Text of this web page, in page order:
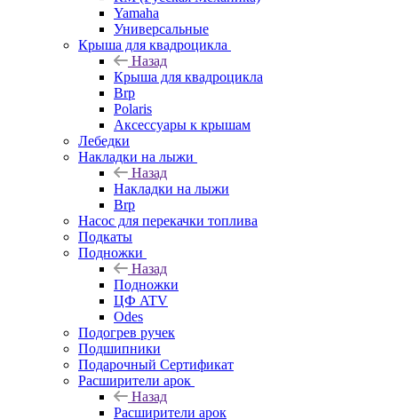
Yamaha
Универсальные
Крыша для квадроцикла
Назад
Крыша для квадроцикла
Brp
Polaris
Аксессуары к крышам
Лебедки
Накладки на лыжи
Назад
Накладки на лыжи
Brp
Насос для перекачки топлива
Подкаты
Подножки
Назад
Подножки
ЦФ ATV
Odes
Подогрев ручек
Подшипники
Подарочный Сертификат
Расширители арок
Назад
Расширители арок